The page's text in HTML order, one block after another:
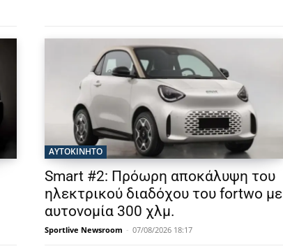
ΑΥΤΟΚΙΝΗΤΟ
Smart #2: Πρόωρη αποκάλυψη του
ηλεκτρικού διαδόχου του fortwo με
αυτονομία 300 χλμ.
Sportlive Newsroom - 07/08/2026 18:17